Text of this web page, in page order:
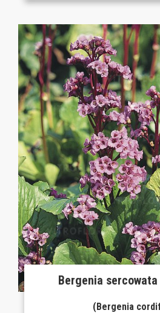
Bergenia
(Bergenia